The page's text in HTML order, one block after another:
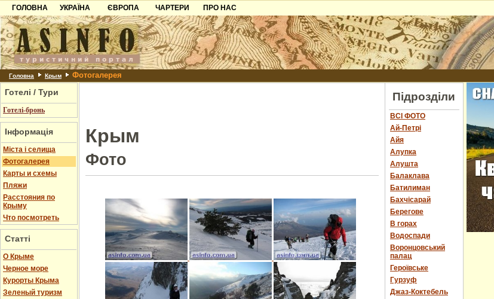
ГОЛОВНА
УКРАЇНА
Карпати
Азов
Причорноморря
Шацьк
ЄВРОПА
Чорногорія
Хорватія
Болгарія
Албанія
ЧАРТЕРИ
ПРО НАС
Контакти
Партнерам
Додати готель
Головна Крым Фотогалерея
Готелі / Тури
Готелі-бронь
Інформація
Міста і селища
Фотогалерея
Карты и схемы
Пляжи
Расстояния по
Крыму
Что посмотреть
Статті
О Крыме
Черное море
Курорты Крыма
Зеленый туризм
Крым
Фото
Підрозділи
ВСІ ФОТО
Ай-Петрі
Айя
Алупка
Алушта
Балаклава
Батилиман
Бахчісарай
Берегове
В горах
Водоспади
Воронцовський
палац
Героївське
Гурзуф
Джаз-Коктебель